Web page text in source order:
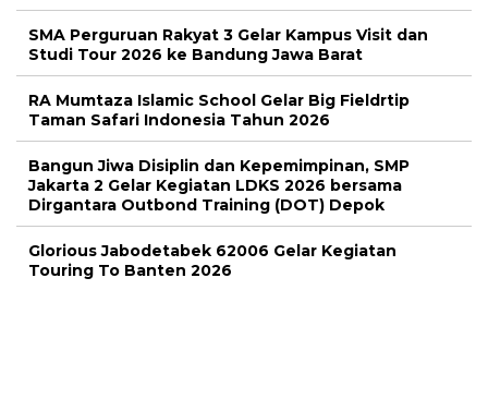
SMA Perguruan Rakyat 3 Gelar Kampus Visit dan
Studi Tour 2026 ke Bandung Jawa Barat
RA Mumtaza Islamic School Gelar Big Fieldrtip
Taman Safari Indonesia Tahun 2026
Bangun Jiwa Disiplin dan Kepemimpinan, SMP
Jakarta 2 Gelar Kegiatan LDKS 2026 bersama
Dirgantara Outbond Training (DOT) Depok
Glorious Jabodetabek 62006 Gelar Kegiatan
Touring To Banten 2026